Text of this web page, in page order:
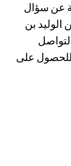
عن سؤال
بن
على